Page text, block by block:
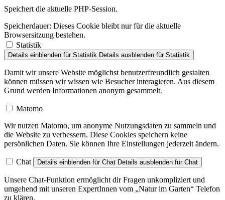
Speichert die aktuelle PHP-Session.
Speicherdauer: Dieses Cookie bleibt nur für die aktuelle
Browsersitzung bestehen.
Statistik
Details einblenden für Statistik Details ausblenden für Statistik
Damit wir unsere Website möglichst benutzerfreundlich gestalten
können müssen wir wissen wie Besucher interagieren. Aus diesem
Grund werden Informationen anonym gesammelt.
Matomo
Wir nutzen Matomo, um anonyme Nutzungsdaten zu sammeln und
die Website zu verbessern. Diese Cookies speichern keine
persönlichen Daten. Sie können Ihre Einstellungen jederzeit ändern.
Chat Details einblenden für Chat Details ausblenden für Chat
Unsere Chat-Funktion ermöglicht dir Fragen unkompliziert und
umgehend mit unseren ExpertInnen vom „Natur im Garten“ Telefon
zu klären.